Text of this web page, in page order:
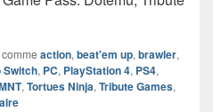
Mutant Ninja Turtles
action, beat'em up, brawler,
Switch, PC, PlayStation 4, PS4,
, Tortues Ninja, Tribute Games,